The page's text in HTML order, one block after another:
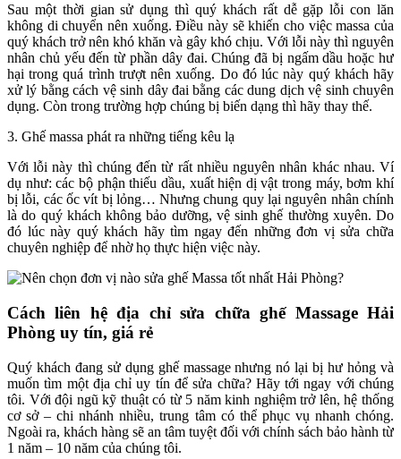
Sau một thời gian sử dụng thì quý khách rất dễ gặp lỗi con lăn
không di chuyển nên xuống. Điều này sẽ khiến cho việc massa của
quý khách trở nên khó khăn và gây khó chịu. Với lỗi này thì nguyên
nhân chủ yếu đến từ phần dây đai. Chúng đã bị ngấm dầu hoặc hư
hại trong quá trình trượt nên xuống. Do đó lúc này quý khách hãy
xử lý bằng cách vệ sinh dây đai bằng các dung dịch vệ sinh chuyên
dụng. Còn trong trường hợp chúng bị biến dạng thì hãy thay thế.
3. Ghế massa phát ra những tiếng kêu lạ
Với lỗi này thì chúng đến từ rất nhiều nguyên nhân khác nhau. Ví
dụ như: các bộ phận thiếu dầu, xuất hiện dị vật trong máy, bơm khí
bị lỗi, các ốc vít bị lỏng… Nhưng chung quy lại nguyên nhân chính
là do quý khách không bảo dưỡng, vệ sinh ghế thường xuyên. Do
đó lúc này quý khách hãy tìm ngay đến những đơn vị sửa chữa
chuyên nghiệp để nhờ họ thực hiện việc này.
Cách liên hệ địa chỉ sửa chữa ghế Massage Hải
Phòng uy tín, giá rẻ
Quý khách đang sử dụng ghế massage nhưng nó lại bị hư hỏng và
muốn tìm một địa chỉ uy tín để sửa chữa? Hãy tới ngay với chúng
tôi. Với đội ngũ kỹ thuật có từ 5 năm kinh nghiệm trở lên, hệ thống
cơ sở – chi nhánh nhiều, trung tâm có thể phục vụ nhanh chóng.
Ngoài ra, khách hàng sẽ an tâm tuyệt đối với chính sách bảo hành từ
1 năm – 10 năm của chúng tôi.